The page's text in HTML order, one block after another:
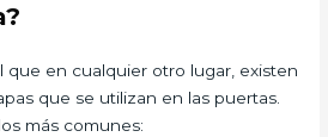
que en cualquier otro lugar, existen
que se utilizan en las puertas.
más comunes: